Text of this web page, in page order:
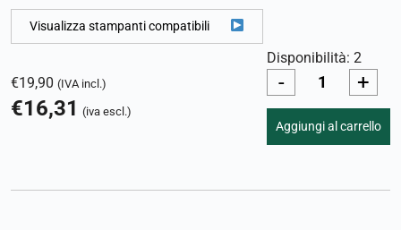
Visualizza stampanti compatibili
€19,90 (IVA incl.)
€16,31 (iva escl.)
Disponibilità: 2
- +
Aggiungi al carrello